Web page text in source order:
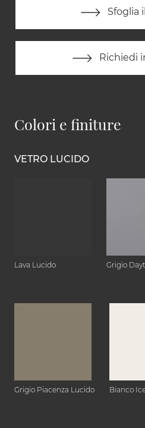
Sfoglia
Richiedi
Colori e finiture
VETRO LUCIDO
Lava Lucido Grigio
Grigio Piacenza Lucido Bianco